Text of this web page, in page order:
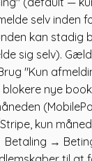
selv inden
kan stadig
sig selv).
"Kun
nye
kun
→